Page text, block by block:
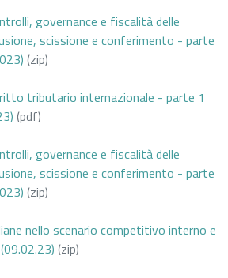
governance e fiscalità delle
scissione e conferimento - parte
(zip)
tributario internazionale - parte 1
(pdf)
governance e fiscalità delle
scissione e conferimento - parte
(zip)
nello scenario competitivo interno e
(zip)